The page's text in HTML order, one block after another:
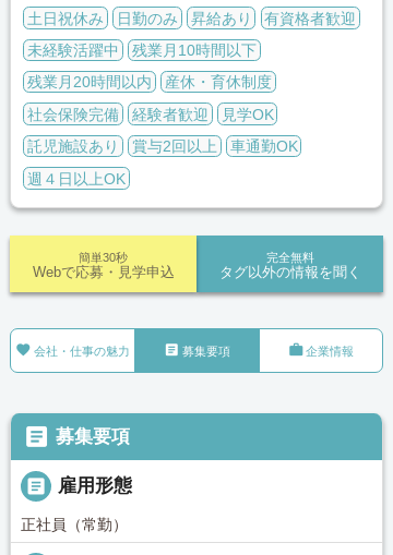
土日祝休み
日勤のみ 昇給あり
有資格者歓迎
未経験活躍中
残業月10時間以下
残業月20時間以内
産休・育休制度
社会保険完備
経験者歓迎
見学OK
託児施設あり
賞与2回以上
車通勤OK
週４日以上OK
完全無料
タグ以外の情報を聞く
簡単30秒
Webで応募・見学申込
 会社・仕事の魅力  募集要項 企業情報
 募集要項
 雇用形態
正社員（常勤）